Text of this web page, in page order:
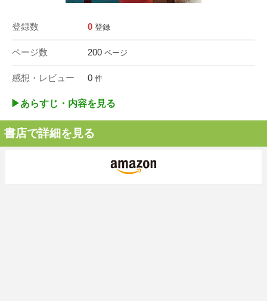
登録数 0 登録
ページ数 200 ページ
感想・レビュー 0 件
▶︎あらすじ・内容を見る
書店で詳細を見る